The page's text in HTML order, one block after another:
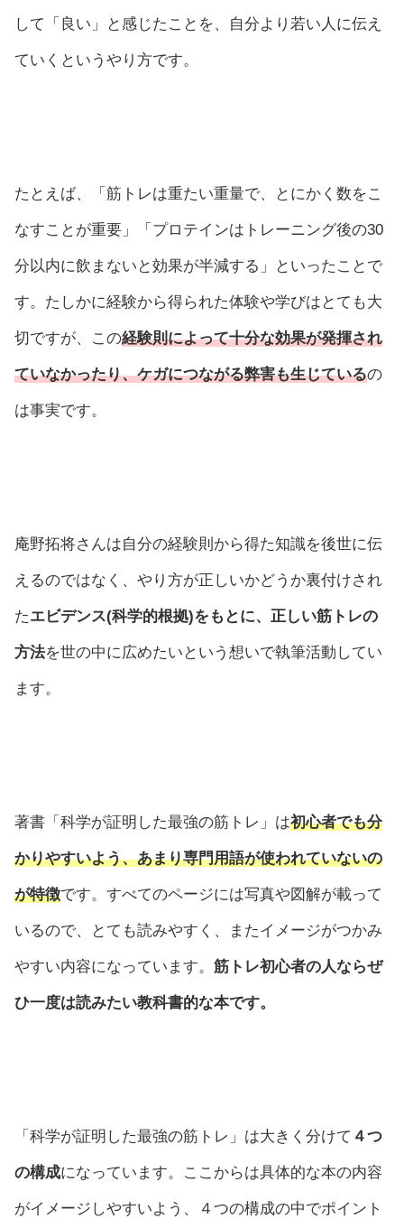
して「良い」と感じたことを、自分より若い人に伝え
ていくというやり方です。
たとえば、「筋トレは重たい重量で、とにかく数をこ
なすことが重要」「プロテインはトレーニング後の30
分以内に飲まないと効果が半減する」といったことで
す。たしかに経験から得られた体験や学びはとても大
切ですが、この経験則によって十分な効果が発揮され
ていなかったり、ケガにつながる弊害も生じているの
は事実です。
庵野拓将さんは自分の経験則から得た知識を後世に伝
えるのではなく、やり方が正しいかどうか裏付けされ
たエビデンス(科学的根拠)をもとに、正しい筋トレの
方法を世の中に広めたいという想いで執筆活動してい
ます。
著書「科学が証明した最強の筋トレ」は初心者でも分
かりやすいよう、あまり専門用語が使われていないの
が特徴です。すべてのページには写真や図解が載って
いるので、とても読みやすく、またイメージがつかみ
やすい内容になっています。 筋トレ初心者の人ならぜ
ひ一度は読みたい教科書的な本です。
「科学が証明した最強の筋トレ」は大きく分けて ４つ
の構成になっています。ここからは具体的な本の内容
がイメージしやすいよう、４つの構成の中でポイント